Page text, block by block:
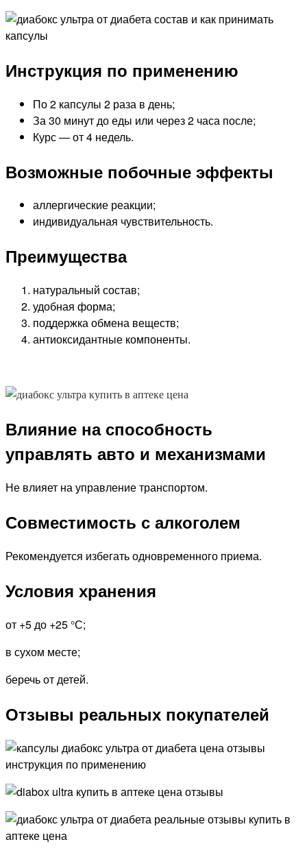
Инструкция по применению
По 2 капсулы 2 раза в день;
За 30 минут до еды или через 2 часа после;
Курс — от 4 недель.
Возможные побочные эффекты
аллергические реакции;
индивидуальная чувствительность.
Преимущества
натуральный состав;
удобная форма;
поддержка обмена веществ;
антиоксидантные компоненты.
Влияние на способность
управлять авто и механизмами
Не влияет на управление транспортом.
Совместимость с алкоголем
Рекомендуется избегать одновременного приема.
Условия хранения
от +5 до +25 °С;
в сухом месте;
беречь от детей.
Отзывы реальных покупателей